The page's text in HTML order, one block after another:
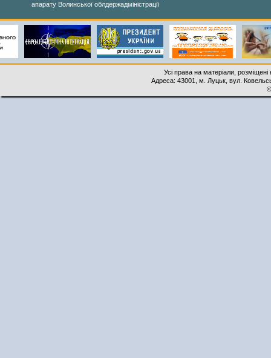
апарату Волинської облдержадміністрації
Усі права на матеріали,
Адреса: 43001, м. Луцьк, вул.